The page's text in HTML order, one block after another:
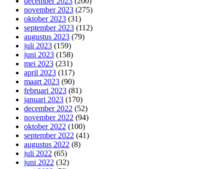
november 2023 (275)
oktober 2023 (31)
september 2023 (112)
augustus 2023 (79)
juli 2023 (159)
juni 2023 (158)
mei 2023 (231)
april 2023 (117)
maart 2023 (90)
februari 2023 (81)
januari 2023 (170)
december 2022 (52)
november 2022 (94)
oktober 2022 (100)
september 2022 (41)
augustus 2022 (8)
juli 2022 (65)
juni 2022 (32)